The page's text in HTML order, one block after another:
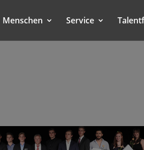
Menschen Service